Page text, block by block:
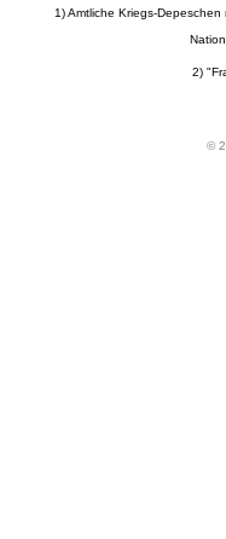
1) Amtliche Kriegs-
2)
©